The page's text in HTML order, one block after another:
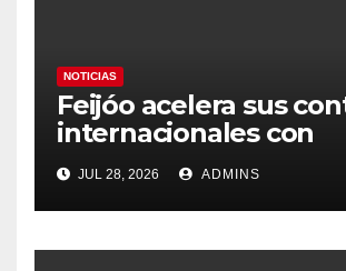
NOTICIAS
Feijóo acelera sus
internacionales con
Latinoamérica como
prioritario en su
gobierno
JUL 28, 2026 ADMINS